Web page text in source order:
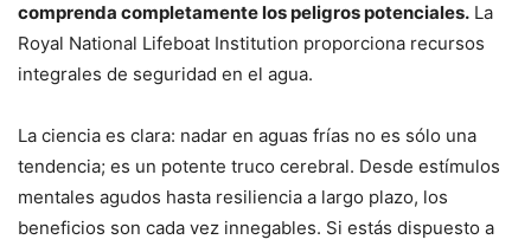
comprenda completamente los peligros potenciales. La
Royal National Lifeboat Institution proporciona recursos
integrales de seguridad en el agua.
La ciencia es clara: nadar en aguas frías no es sólo una
tendencia; es un potente truco cerebral. Desde estímulos
mentales agudos hasta resiliencia a largo plazo, los
beneficios son cada vez innegables. Si estás dispuesto a